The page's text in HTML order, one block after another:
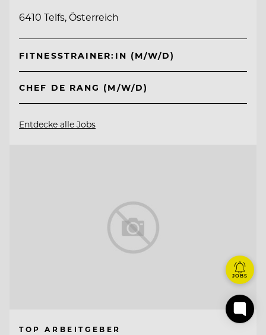
6410 Telfs, Österreich
FITNESSTRAINER:IN (M/W/D)
CHEF DE RANG (M/W/D)
Entdecke alle Jobs
TOP ARBEITGEBER
JOBS